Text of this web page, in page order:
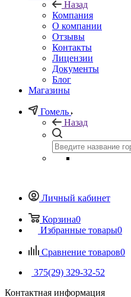
Назад
Компания
О компании
Отзывы
Контакты
Лицензии
Документы
Блог
Магазины
Гомель
Назад
Личный кабинет
Корзина0
Избранные товары0
Сравнение товаров0
375(29) 329-32-52
Контактная информация